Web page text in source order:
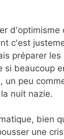
d'optimisme
c'est
préparer
si beaucoup
un peu
nuit nazie.
bien
une